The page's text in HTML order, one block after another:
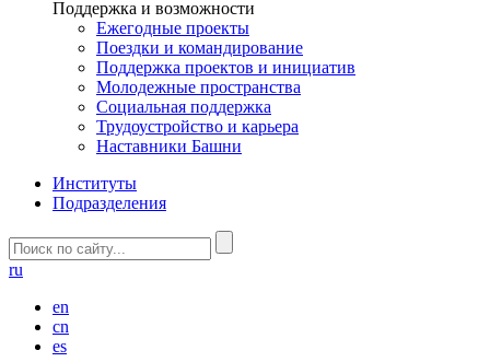
Поддержка и возможности
Ежегодные проекты
Поездки и командирование
Поддержка проектов и инициатив
Молодежные пространства
Социальная поддержка
Трудоустройство и карьера
Наставники Башни
Институты
Подразделения
ru
en
cn
es